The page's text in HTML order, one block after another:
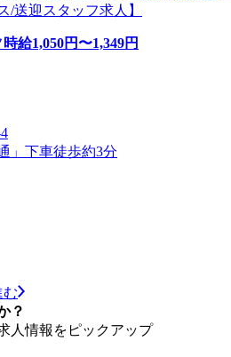
/送迎スタッフ求人】
時給1,050円〜1,349円
」下車徒歩約3分
む
？
人情報をピックアップ